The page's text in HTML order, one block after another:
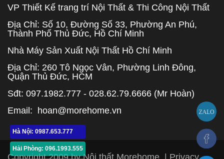
Hà Nội: 0987.653.777
Hải Phòng: 096.1993.555
VP Thiết Kế trang trí Nội Thất & Thi Công Nội Thất
Địa Chỉ: Số 10, Đường Số 33, Phường An Phú,
Thành Phố Thủ Đức, Hồ Chí Minh
Nhà Máy Sản Xuất Nội Thất Hồ Chí Minh
Địa Chỉ: 260 Tô Ngọc Vân, Phường Linh Đông,
Quận Thủ Đức, HCM
Sđt: 097.1982.777 - 028.62.79.6666 (Mr Hoàn)
Email: hoan@morehome.vn
Copyright 2009 by Nội thất Morehome | Privacy